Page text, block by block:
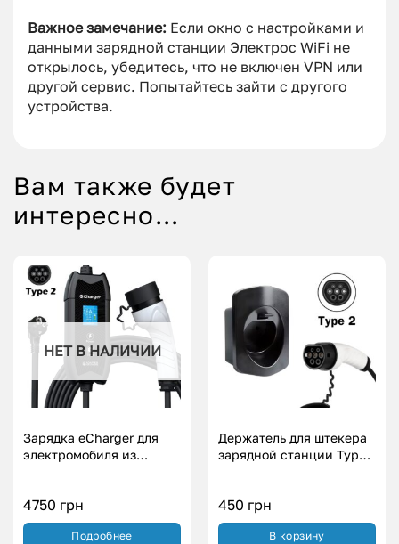
Важное замечание: Если окно с настройками и
данными зарядной станции Электрос WiFi не
открылось, убедитесь, что не включен VPN или
другой сервис. Попытайтесь зайти с другого
устройства.
Вам также будет
интересно…
НЕТ В НАЛИЧИИ
Зарядка eCharger для
электромобиля из
4750 грн
Подробнее
Держатель для штекера
зарядной станции Type
450 грн
В корзину